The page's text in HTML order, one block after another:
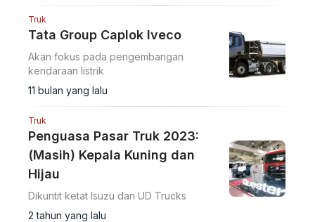
Truk
Tata Group Caplok Iveco
Akan fokus pada pengembangan
kendaraan listrik
11 bulan yang lalu
Truk
Penguasa Pasar Truk 2023:
(Masih) Kepala Kuning dan
Hijau
Dikuntit ketat Isuzu dan UD Trucks
2 tahun yang lalu